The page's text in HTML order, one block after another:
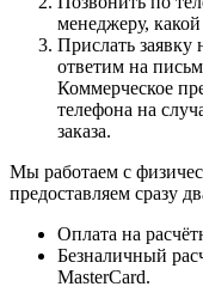
менеджеру,
Прислать заявку
ответим на
Коммерческое
телефона на
заказа.
Мы работаем с
предоставляем сразу
Оплата на
Безналичный
MasterCard.